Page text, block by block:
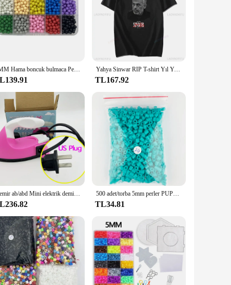
organizing and showcasing your collection of CDs and
size and lightweight construction make it easy to transport
you save space. The playful design of the pochette
compartment, making it a breeze to find the disc you're
and showcasing your media collection. Its wholesale
gift for friends and family. With its ability to hold
5MM Hama boncuk bulmaca Perlen boncuk DIY sihirli su sprey boncuk seti top oyunları 3D el yapımı oyuncaklar kızlar için çocuk Yahya Sinwar RIP T-shirt Yıl Yahya Sinwar Orijinal Baskı T Gömlek Vintage O-Boyun Unisex Gömlek Pamuk Nefes Üstleri
TL167.92
Demir ab/abd Mini elektrik demir DIY Craft sigorta boncuk aracı demir özel yaratıcı Hama boncuk el yapımı 3D bulmaca 500 adet/torba 5mm perler PUPUKOU Hama Boncuk 36 Renk Çocuklar Eğitim Diy Oyuncaklar 100% Kalite Garantisi Yeni diy oyuncak sigorta boncuk
TL34.81